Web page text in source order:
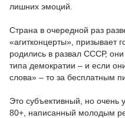
лишних эмоций.
Страна в очередной раз
«агитконцерты», призывает
родились в развал СССР,
типа демократии – и если
слова» – то за бесплатным
Это субъективный, но очень
80+, написанный молодым